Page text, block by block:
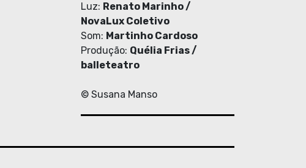
Luz: Renato Marinho /
NovaLux Coletivo
Som: Martinho Cardoso
Produção: Quélia Frias /
balleteatro
© Susana Manso